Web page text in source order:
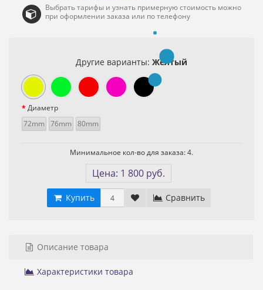
Выбрать тарифы и узнать примерную стоимость можно
при оформлении заказа или по телефону
Другие варианты: Желтый
Диаметр
72mm 76mm 80mm
Минимальное кол-во для заказа: 4.
Цена: 1 800 руб.
Купить Сравнить
Описание товара
Характеристики товара